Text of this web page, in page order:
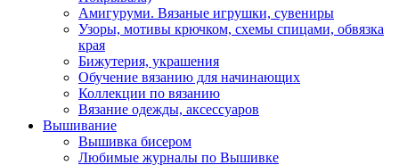
Амигуруми. Вязаные игрушки, сувениры
Узоры, мотивы крючком, схемы спицами, обвязка
края
Бижутерия, украшения
Обучение вязанию для начинающих
Коллекции по вязанию
Вязание одежды, аксессуаров
Вышивание
Вышивка бисером
Любимые журналы по Вышивке